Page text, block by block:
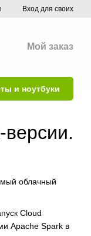
Вход для своих
Мой заказ
и ноутбуки
облачный
Cloud
Apache Spark в